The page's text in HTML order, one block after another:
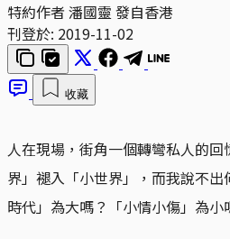
特約作者 潘國靈 發自香港
刊登於: 2019-11-02
收藏
人在現場，街角一個轉彎私人的
界」褪入「小世界」，而我說不
時代」為大嗎？「小情小傷」為小